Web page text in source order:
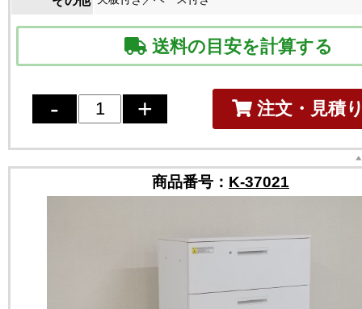
送料の目安を計算する
注文・見積
商品番号： K-37021